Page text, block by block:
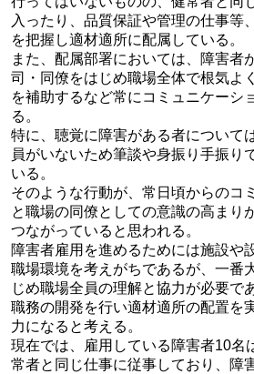
入ったり、品質保証や管理の仕事等
を把握し適材適所に配属している。
また、配属部署においては、障害者
司・同僚をはじめ職場全体で根気よ
を補助するなど常にコミュニケーシ
る。
特に、聴覚に障害がある者について
員がいないため筆談や身振り手振り
いる。
そのような行動が、常日頃からのコ
と職場の同僚としての意識の高まり
つながっていると思われる。
障害者雇用を進めるためには施設や
職場環境を考えがちであるが、一番
じめ職場全員の理解と協力が必要で
職務の開発を行い適材適所の配置を
力になると考える。
現在では、雇用している障害者10名
常者と同じ仕事に従事しており、障